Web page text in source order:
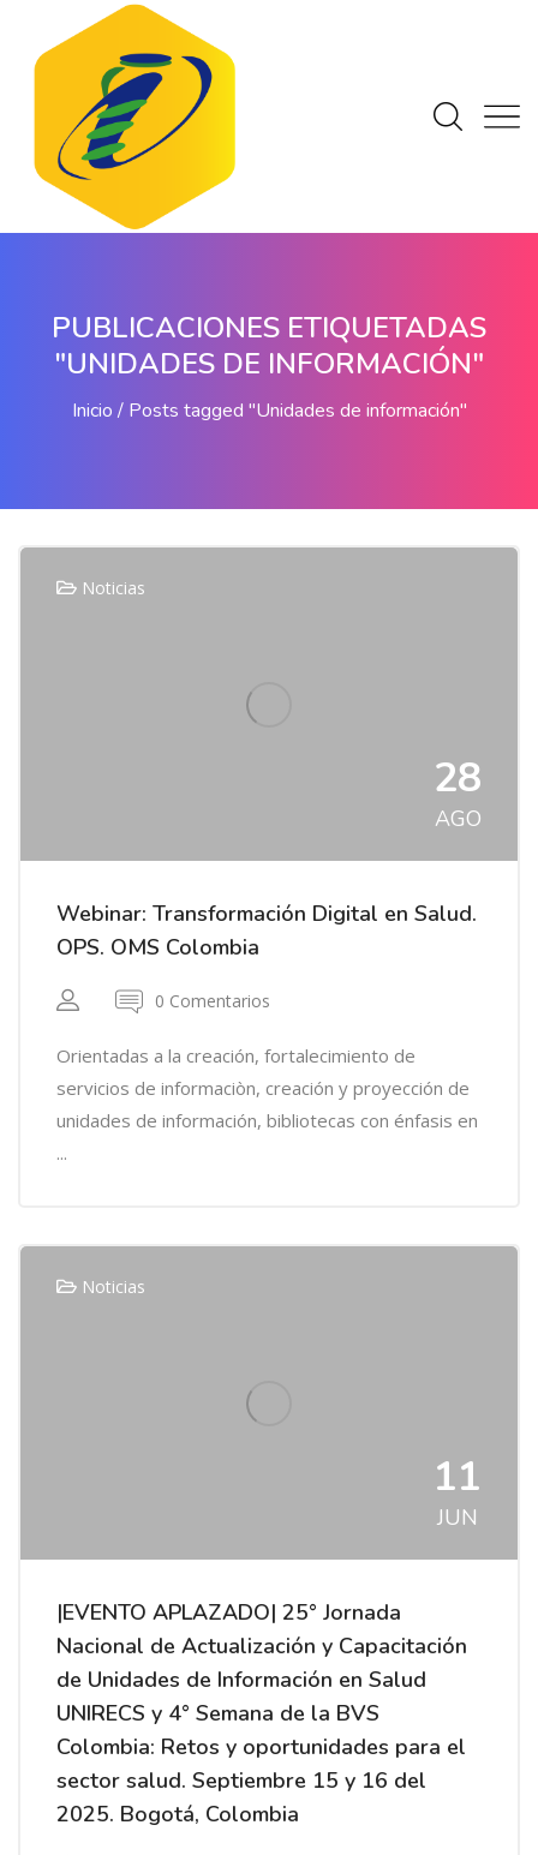
PUBLICACIONES ETIQUETADAS
"UNIDADES DE INFORMACIÓN"
Inicio Posts tagged "Unidades de información"
Noticias
28
AGO
Webinar: Transformación Digital en Salud.
OPS. OMS Colombia
0 Comentarios
Orientadas a la creación, fortalecimiento de
servicios de informaciòn, creación y proyección de
unidades de información, bibliotecas con énfasis en
...
Noticias
11
JUN
|EVENTO APLAZADO| 25° Jornada
Nacional de Actualización y Capacitación
de Unidades de Información en Salud
UNIRECS y 4° Semana de la BVS
Colombia: Retos y oportunidades para el
sector salud. Septiembre 15 y 16 del
2025. Bogotá, Colombia